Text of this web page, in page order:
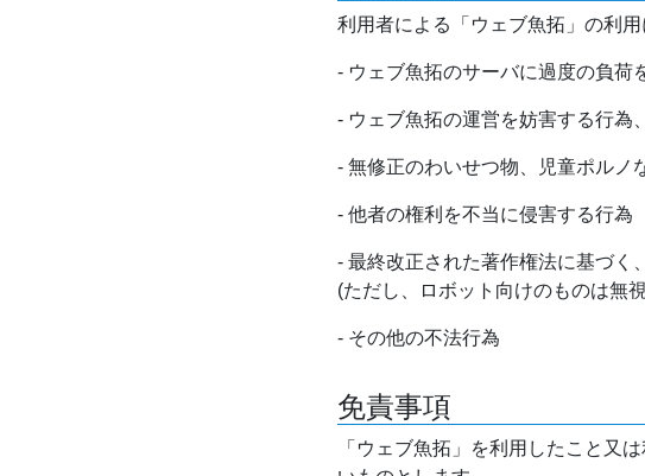
利用者による「ウェブ魚拓」の利
- ウェブ魚拓のサーバに過度の負荷
- ウェブ魚拓の運営を妨害する行為
- 無修正のわいせつ物、児童ポルノ
- 他者の権利を不当に侵害する行為
- 最終改正された著作権法に基づく
(ただし、ロボット向けのものは無
- その他の不法行為
免責事項
「ウェブ魚拓」を利用したこと又